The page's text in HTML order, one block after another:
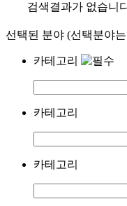
검색결과가 없습니
선택된 분야 (선택분야
카테고리
카테고리
카테고리